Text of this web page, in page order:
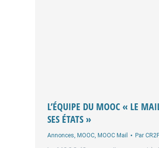
L’ÉQUIPE DU MOOC « LE
SES ÉTATS »
Annonces MOOC MOOC Mail Par